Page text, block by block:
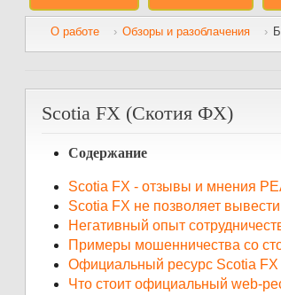
О работе Обзоры и разоблачения
Scotia FX (Скотия ФХ)
Содержание
Scotia FX - отзывы и мнения
Scotia FX не позволяет
Негативный опыт
Примеры мошенничества со
Официальный ресурс Scotia FX
Что стоит официальный web-